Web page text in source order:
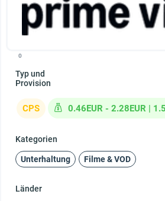
0
Typ und
Provision
CPS 0.46EUR - 2.28EUR |
Kategorien
Unterhaltung Filme & VOD
Länder